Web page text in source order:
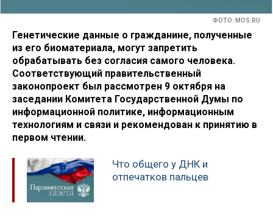
ФОТО: MOS.RU
Генетические данные о гражданине, полученные
из его биоматериала, могут запретить
обрабатывать без согласия самого человека.
Соответствующий правительственный
законопроект был рассмотрен 9 октября на
заседании Комитета Государственной Думы по
информационной политике, информационным
технологиям и связи и рекомендован к принятию в
первом чтении.
Что общего у ДНК и
отпечатков пальцев